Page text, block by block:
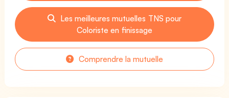
Les meilleures mutuelles TNS pour
Coloriste en finissage
Comprendre la mutuelle